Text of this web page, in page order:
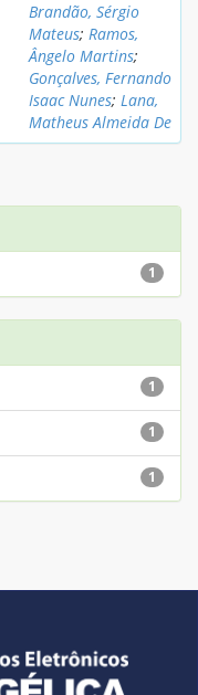
Brandão, Sérgio
Mateus; Ramos,
Ângelo Martins;
Gonçalves, Fernando
Isaac Nunes; Lana,
Matheus Almeida De
1
1
1
1